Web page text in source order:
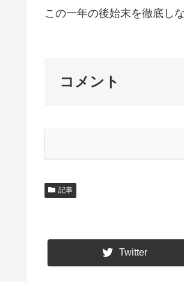
この一年の後始末を徹底し
コメント
記事
Twitter